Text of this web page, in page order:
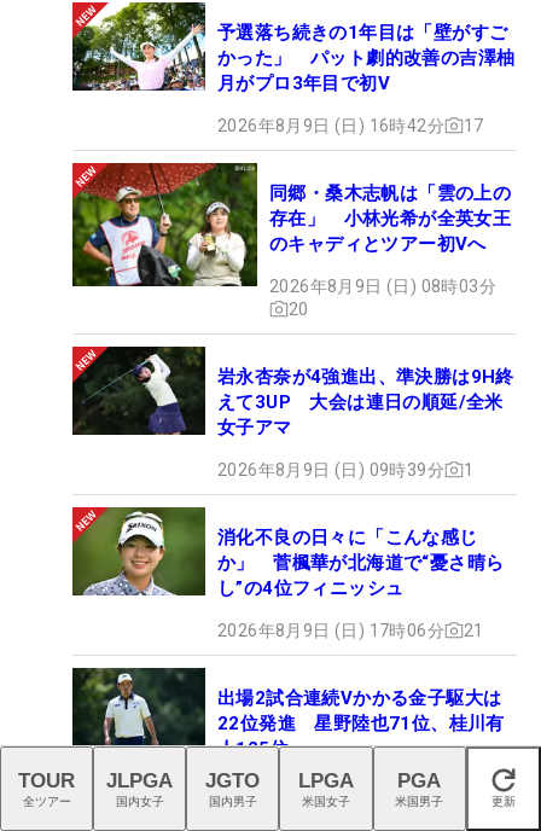
予選落ち続きの1年目は「壁がすご
かった」 パット劇的改善の吉澤柚
月がプロ3年目で初V
2026年8月9日 (日) 16時42分 17
同郷・桑木志帆は「雲の上の
存在」 小林光希が全英女王
のキャディとツアー初Vへ
2026年8月9日 (日) 08時03分
20
岩永杏奈が4強進出、準決勝は9H終
えて3UP 大会は連日の順延/全米
女子アマ
2026年8月9日 (日) 09時39分 1
消化不良の日々に「こんな感じ
か」 菅楓華が北海道で“憂さ晴ら
し”の4位フィニッシュ
2026年8月9日 (日) 17時06分 21
出場2試合連続Vかかる金子駆大は
22位発進 星野陸也71位、桂川有
人125位
2026年6月26日 (金) 07時04分 閉じる
TOUR
全ツアー
JLPGA
国内女子
JGTO
国内男子
LPGA
米国女子
PGA
米国男子 更新